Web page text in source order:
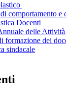
comportamento e
Docenti
delle
formazione dei
sindacale